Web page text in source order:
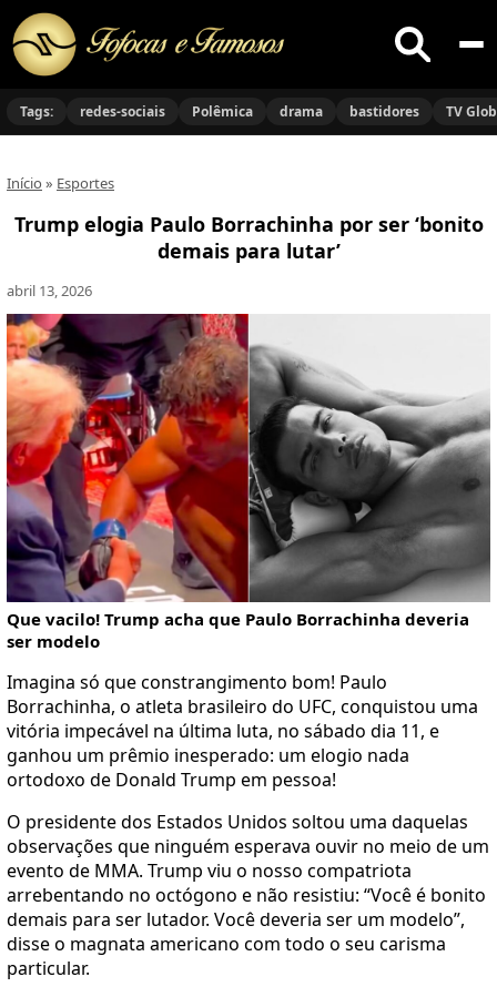
Buscar
no
Tags: redes-sociais Polêmica drama bastidores TV
Início » Esportes
Trump elogia Paulo Borrachinha por ser ‘bonito
demais para lutar’
abril 13, 2026
Que vacilo! Trump acha que Paulo Borrachinha deveria
ser modelo
Imagina só que constrangimento bom! Paulo
Borrachinha, o atleta brasileiro do UFC, conquistou uma
vitória impecável na última luta, no sábado dia 11, e
ganhou um prêmio inesperado: um elogio nada
ortodoxo de Donald Trump em pessoa!
O presidente dos Estados Unidos soltou uma daquelas
observações que ninguém esperava ouvir no meio de um
evento de MMA. Trump viu o nosso compatriota
arrebentando no octógono e não resistiu: “Você é bonito
demais para ser lutador. Você deveria ser um modelo”,
disse o magnata americano com todo o seu carisma
particular.